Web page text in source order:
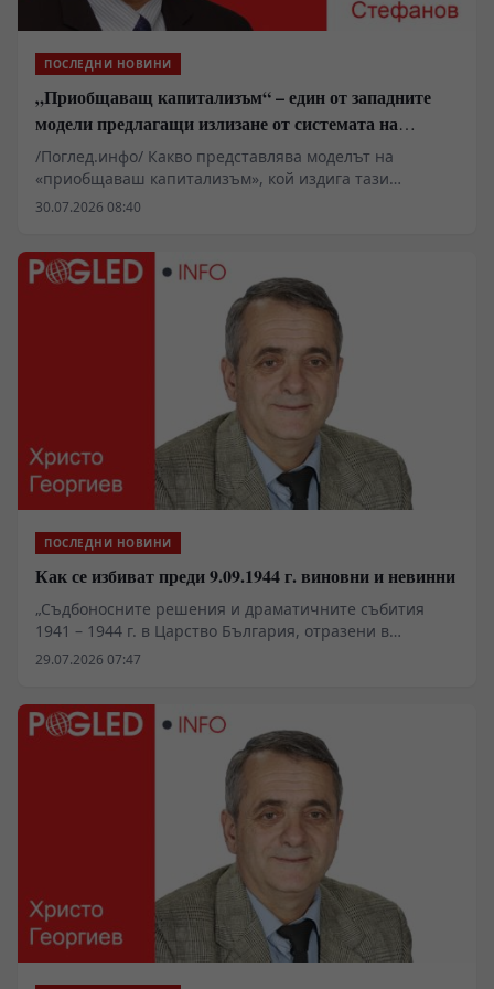
ПОСЛЕДНИ НОВИНИ
„Приобщаващ капитализъм“ – един от западните
модели предлагащи излизане от системата на
неолиберализма
/Поглед.инфо/ Какво представлява моделът на
«приобщаваш капитализъм», кой издига тази
платформа и защо го прави? Кратко сравнение с
30.07.2026 08:40
ПОСЛЕДНИ НОВИНИ
Как се избиват преди 9.09.1944 г. виновни и невинни
„Съдбоносните решения и драматичните събития
1941 – 1944 г. в Царство България, отразени в
документи“, второ допълнено издание, съставители
29.07.2026 07:47